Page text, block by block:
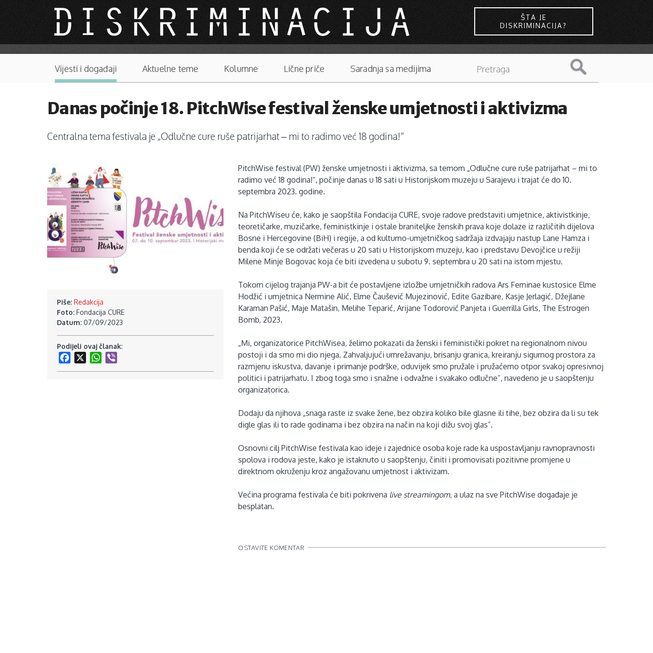
Skip to main content
ŠTA JE
DISKRIMINACIJA?
Main menu
Vijesti i događaji Aktuelne teme Kolumne Lične priče Saradnja sa medijima
Danas počinje 18. PitchWise festival ženske umjetnosti i aktivizma
Centralna tema festivala je „Odlučne cure ruše patrijarhat – mi to radimo već 18 godina!“
Piše: Redakcija
Foto: Fondacija CURE
Datum: 07/09/2023
Podijeli ovaj članak:
Facebook
WhatsApp
PitchWise festival (PW) ženske umjetnosti i aktivizma, sa temom „Odlučne cure ruše patrijarhat – mi to
radimo već 18 godina!“, počinje danas u 18 sati u Historijskom muzeju u Sarajevu i trajat će do 10.
septembra 2023. godine.
Na PitchWiseu će, kako je saopštila Fondacija CURE, svoje radove predstaviti umjetnice, aktivistkinje,
teoretičarke, muzičarke, feministkinje i ostale braniteljke ženskih prava koje dolaze iz različitih dijelova
Bosne i Hercegovine (BiH) i regije, a od kulturno-umjetničkog sadržaja izdvajaju nastup Lane Hamza i
benda koji će se održati večeras u 20 sati u Historijskom muzeju, kao i predstavu Devojčice u režiji
Milene Minje Bogovac koja će biti izvedena u subotu 9. septembra u 20 sati na istom mjestu.
Tokom cijelog trajanja PW-a bit će postavljene izložbe umjetničkih radova Ars Feminae kustosice Elme
Hodžić i umjetnica Nermine Alić, Elme Čaušević Mujezinović, Edite Gazibare, Kasje Jerlagić, Džejlane
Karaman Pašić, Maje Matašin, Melihe Teparić, Arijane Todorović Panjeta i Guerrilla Girls, The Estrogen
Bomb, 2023.
„Mi, organizatorice PitchWisea, želimo pokazati da ženski i feministički pokret na regionalnom nivou
postoji i da smo mi dio njega. Zahvaljujući umrežavanju, brisanju granica, kreiranju sigurnog prostora za
razmjenu iskustva, davanje i primanje podrške, oduvijek smo pružale i pružaćemo otpor svakoj opresivnoj
politici i patrijarhatu. I zbog toga smo i snažne i odvažne i svakako odlučne”, navedeno je u saopštenju
organizatorica.
Dodaju da njihova „snaga raste iz svake žene, bez obzira koliko bile glasne ili tihe, bez obzira da li su tek
digle glas ili to rade godinama i bez obzira na način na koji dižu svoj glas”.
Osnovni cilj PitchWise festivala kao ideje i zajednice osoba koje rade ka uspostavljanju ravnopravnosti
spolova i rodova jeste, kako je istaknuto u saopštenju, činiti i promovisati pozitivne promjene u
direktnom okruženju kroz angažovanu umjetnost i aktivizam.
Većina programa festivala će biti pokrivena live streamingom, a ulaz na sve PitchWise događaje je
besplatan.
OSTAVITE KOMENTAR